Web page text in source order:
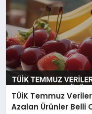
TÜİK Temmuz
Azalan Ürünler Belli